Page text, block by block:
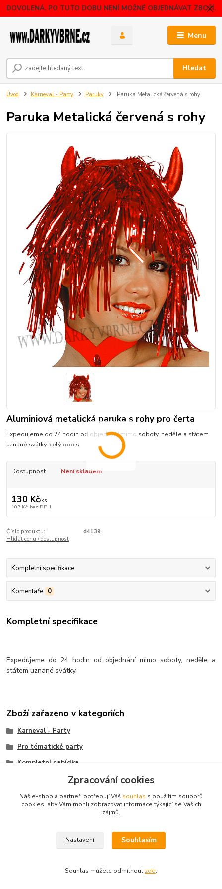
DOVOLENÁ. PO TUTO DOBU NENÍ MOŽNÉ OBJEDNÁVAT ZBOŽÍ.
Menu
Hledat
Úvod Karneval - Party Paruky Paruka Metalická červená s rohy
Paruka Metalická červená s rohy
Aluminiová metalická paruka s rohy pro čerta
Expedujeme do 24 hodin od objednání mimo soboty, neděle a státem
uznané svátky. celý popis
Dostupnost Není skladem
130 Kč/ks
107 Kč bez DPH
Číslo produktu:
d4139
Hlídat cenu / dostupnost
Kompletní specifikace
Komentáře 0
Kompletní specifikace
Expedujeme do 24 hodin od objednání mimo soboty, neděle a
státem uznané svátky.
Zboží zařazeno v kategoriích
Karneval - Party
Pro tématické party
Kompletní nabídka
Mikuláš, čert, anděl
© 2003 - 2026 www.darkyvbrne.cz
© 2003 - 2026 www.darkyvbrne.cz
Zpracování cookies
Náš e-shop a partneři potřebují Váš souhlas s použitím souborů
cookies, aby Vám mohli zobrazovat informace týkající se Vašich
zájmů.
Nastavení Souhlasím
Souhlas můžete odmítnout zde.